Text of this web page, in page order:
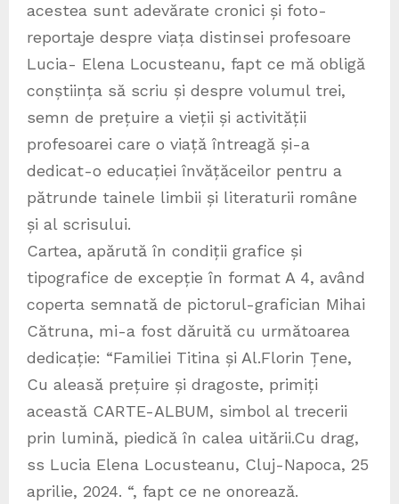
acestea sunt adevărate cronici și foto-
reportaje despre viața distinsei profesoare
Lucia- Elena Locusteanu, fapt ce mă obligă
conștiința să scriu și despre volumul trei,
semn de prețuire a vieții și activității
profesoarei care o viață întreagă și-a
dedicat-o educației învățăceilor pentru a
pătrunde tainele limbii și literaturii române
și al scrisului.
Cartea, apărută în condiții grafice și
tipografice de excepție în format A 4, având
coperta semnată de pictorul-grafician Mihai
Cătruna, mi-a fost dăruită cu următoarea
dedicație: “Familiei Titina și Al.Florin Țene,
Cu aleasă prețuire și dragoste, primiți
această CARTE-ALBUM, simbol al trecerii
prin lumină, piedică în calea uitării.Cu drag,
ss Lucia Elena Locusteanu, Cluj-Napoca, 25
aprilie, 2024. “, fapt ce ne onorează.